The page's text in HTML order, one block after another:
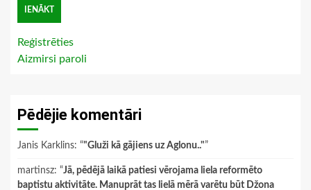
Reģistrēties
Aizmirsi paroli
Pēdējie komentāri
Janis Karklins: “"Gluži kā gājiens uz Aglonu.."”
martinsz: “Jā, pēdējā laikā patiesi vērojama liela reformēto
baptistu aktivitāte. Manuprāt tas lielā mērā varētu būt Džona